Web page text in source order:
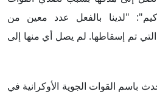
"لدينا بالفعل عدد معين من
التي تم إسقاطها. لم يصل أي منها إلى
باسم القوات الجوية الأوكرانية في